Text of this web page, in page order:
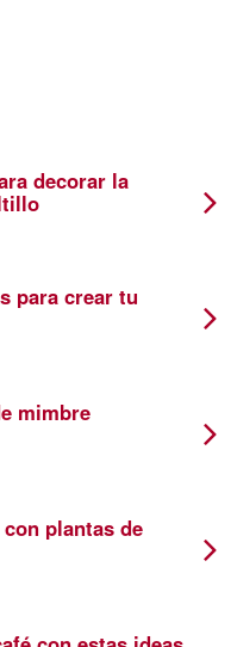
decorar la
para crear tu
mimbre
plantas de